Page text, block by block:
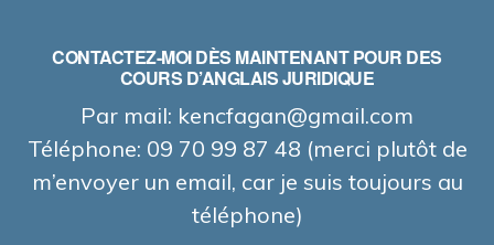
CONTACTEZ-MOI DÈS MAINTENANT POUR DES
COURS D’ANGLAIS JURIDIQUE
Par mail: kencfagan@gmail.com
Téléphone: 09 70 99 87 48 (merci plutôt de
m’envoyer un email, car je suis toujours au
téléphone)